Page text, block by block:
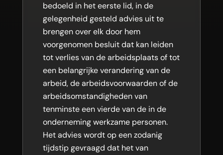
bedoeld in het eerste lid, in de
gelegenheid gesteld advies uit te
brengen over elk door hem
voorgenomen besluit dat kan leiden
tot verlies van de arbeidsplaats of tot
een belangrijke verandering van de
arbeid, de arbeidsvoorwaarden of de
arbeidsomstandigheden van
tenminste een vierde van de in de
onderneming werkzame personen.
Het advies wordt op een zodanig
tijdstip gevraagd dat het van